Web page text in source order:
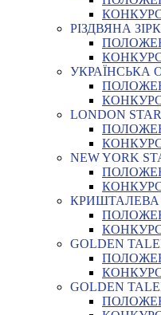
РІЗДВЯНА
УКРАЇНСЬКА
LONDON
NEW YORK
КРИШТАЛЕВА
GOLDEN
GOLDEN